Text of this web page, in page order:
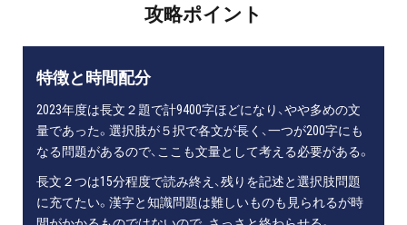
攻略ポイント
特徴と時間配分
2023年度は長文２題で計9400字ほどになり、やや多めの文
量であった。選択肢が５択で各文が長く、一つが200字にも
なる問題があるので、ここも文量として考える必要がある。
長文２つは15分程度で読み終え、残りを記述と選択肢問題
に充てたい。漢字と知識問題は難しいものも見られるが時